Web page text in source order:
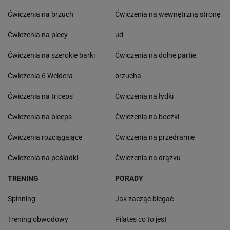
Ćwiczenia na brzuch
Ćwiczenia na plecy
Ćwiczenia na szerokie barki
Ćwiczenia 6 Weidera
Ćwiczenia na triceps
Ćwiczenia na biceps
Ćwiczenia rozciągające
Ćwiczenia na pośladki
Ćwiczenia na wewnętrzną stronę
ud
Ćwiczenia na dolne partie
brzucha
Ćwiczenia na łydki
Ćwiczenia na boczki
Ćwiczenia na przedramie
Ćwiczenia na drążku
TRENING
Spinning
Trening obwodowy
PORADY
Jak zacząć biegać
Pilates co to jest